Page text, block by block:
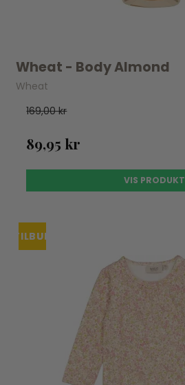
Wheat - Body Almond
Wheat
169,00 kr
89,95 kr
VIS PRODUKT
TILBUDUDSOLGT